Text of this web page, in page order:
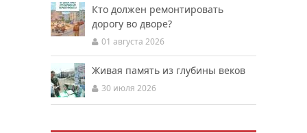
Кто должен ремонтировать
дорогу во дворе?
01 августа 2026
Живая память из глубины веков
30 июля 2026